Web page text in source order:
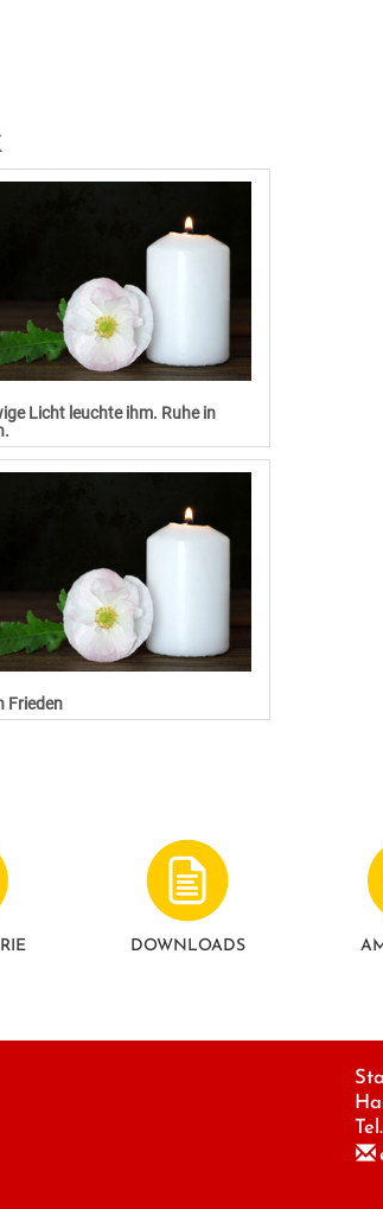
Licht leuchte ihm. Ruhe in
Frieden
DOWNLOADS